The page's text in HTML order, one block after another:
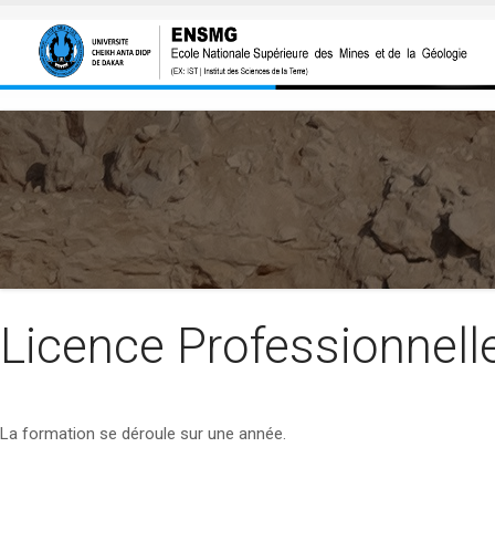
Licence
La formation se déroule sur une année.